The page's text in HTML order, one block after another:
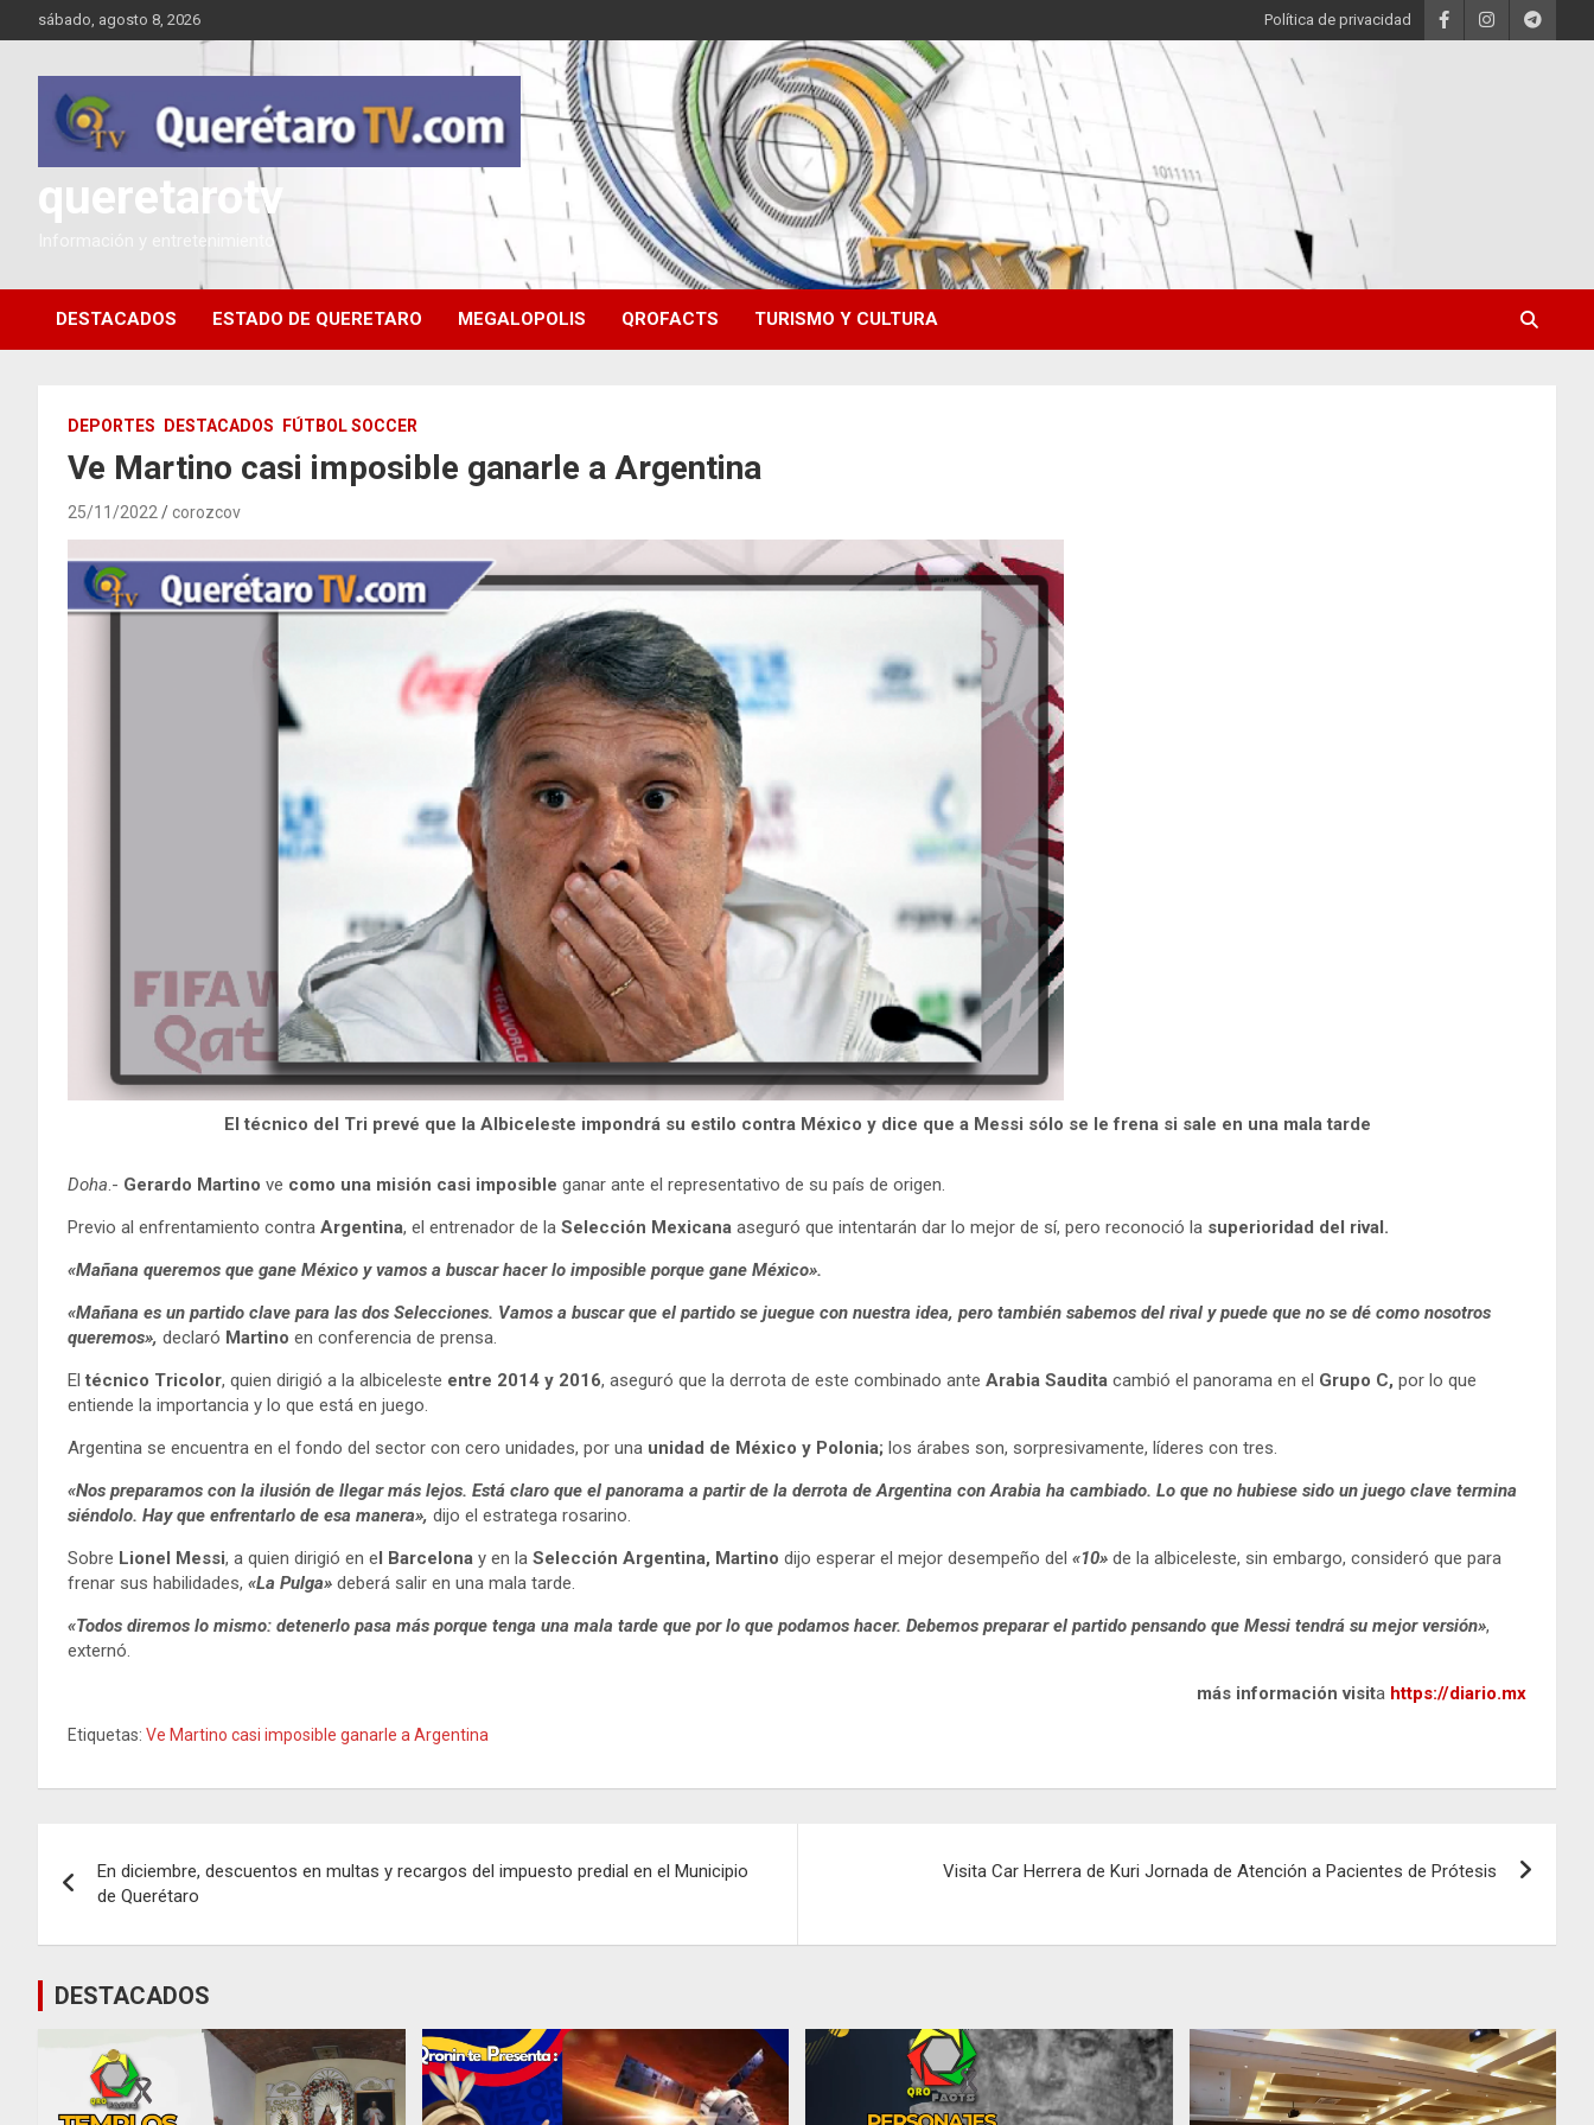
al
sábado, agosto 8, 2026 Política de privacidad
queretarotv
Información y entretenimiento
DESTACADOS ESTADO DE QUERETARO MEGALOPOLIS QROFACTS TURISMO Y CULTURA
DEPORTES DESTACADOS FÚTBOL SOCCER
Ve Martino casi imposible ganarle a Argentina
25/11/2022 corozcov
El técnico del Tri prevé que la Albiceleste impondrá su estilo contra México y dice que a Messi sólo se le frena si sale en una mala tarde
Doha .- Gerardo Martino ve como una misión casi imposible ganar ante el representativo de su país de origen.
Previo al enfrentamiento contra Argentina, el entrenador de la Selección Mexicana aseguró que intentarán dar lo mejor de sí, pero reconoció la superioridad del rival.
«Mañana queremos que gane México y vamos a buscar hacer lo imposible porque gane México».
«Mañana es un partido clave para las dos Selecciones. Vamos a buscar que el partido se juegue con nuestra idea, pero también sabemos del rival y puede que no se dé como nosotros
queremos», declaró Martino en conferencia de prensa.
El técnico Tricolor, quien dirigió a la albiceleste entre 2014 y 2016, aseguró que la derrota de este combinado ante Arabia Saudita cambió el panorama en el Grupo C, por lo que
entiende la importancia y lo que está en juego.
Argentina se encuentra en el fondo del sector con cero unidades, por una unidad de México y Polonia; los árabes son, sorpresivamente, líderes con tres.
«Nos preparamos con la ilusión de llegar más lejos. Está claro que el panorama a partir de la derrota de Argentina con Arabia ha cambiado. Lo que no hubiese sido un juego clave termina
siéndolo. Hay que enfrentarlo de esa manera», dijo el estratega rosarino.
Sobre Lionel Messi, a quien dirigió en el Barcelona y en la Selección Argentina, Martino dijo esperar el mejor desempeño del «10» de la albiceleste, sin embargo, consideró que para
frenar sus habilidades, «La Pulga» deberá salir en una mala tarde.
«Todos diremos lo mismo: detenerlo pasa más porque tenga una mala tarde que por lo que podamos hacer. Debemos preparar el partido pensando que Messi tendrá su mejor versión»,
externó.
más información visita https://diario.mx
Etiquetas: Ve Martino casi imposible ganarle a Argentina
de
entradas
En diciembre, descuentos en multas y recargos del impuesto predial en el Municipio
de Querétaro
Visita Car Herrera de Kuri Jornada de Atención a Pacientes de Prótesis
DESTACADOS